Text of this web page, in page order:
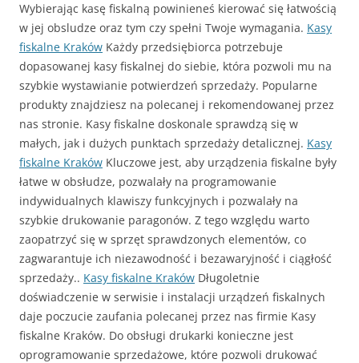
Wybierając kasę fiskalną powinieneś kierować się łatwością
w jej obsludze oraz tym czy spełni Twoje wymagania. Kasy
fiskalne Kraków Każdy przedsiębiorca potrzebuje
dopasowanej kasy fiskalnej do siebie, która pozwoli mu na
szybkie wystawianie potwierdzeń sprzedaży. Popularne
produkty znajdziesz na polecanej i rekomendowanej przez
nas stronie. Kasy fiskalne doskonale sprawdzą się w
małych, jak i dużych punktach sprzedaży detalicznej. Kasy
fiskalne Kraków Kluczowe jest, aby urządzenia fiskalne były
łatwe w obsłudze, pozwalały na programowanie
indywidualnych klawiszy funkcyjnych i pozwalały na
szybkie drukowanie paragonów. Z tego względu warto
zaopatrzyć się w sprzęt sprawdzonych elementów, co
zagwarantuje ich niezawodność i bezawaryjność i ciągłość
sprzedaży.. Kasy fiskalne Kraków Długoletnie
doświadczenie w serwisie i instalacji urządzeń fiskalnych
daje poczucie zaufania polecanej przez nas firmie Kasy
fiskalne Kraków. Do obsługi drukarki konieczne jest
oprogramowanie sprzedażowe, które pozwoli drukować